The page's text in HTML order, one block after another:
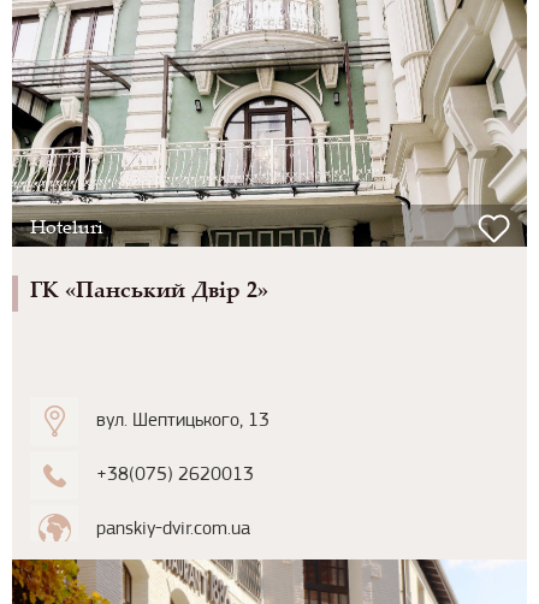
Hoteluri
ГК «Панський Двір 2»
вул. Шептицького, 13
+38(075) 2620013
panskiy-dvir.com.ua